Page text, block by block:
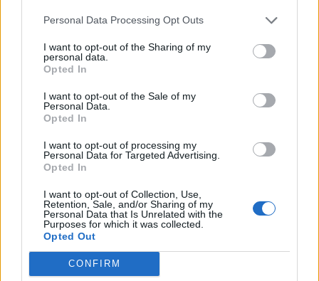
Personal Data Processing Opt Outs
I want to opt-out of the Sharing of my
personal data.
Opted In
I want to opt-out of the Sale of my
Personal Data.
Opted In
I want to opt-out of processing my
Personal Data for Targeted Advertising.
Opted In
I want to opt-out of Collection, Use,
Retention, Sale, and/or Sharing of my
Personal Data that Is Unrelated with the
Purposes for which it was collected.
Opted Out
CONFIRM
per a gaudir de les Festes Majors
d’Amposta”
31 de juliol de 2026
Festes
Carrega més